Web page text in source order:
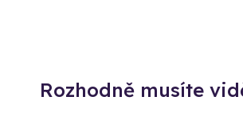
Rozhodně musíte